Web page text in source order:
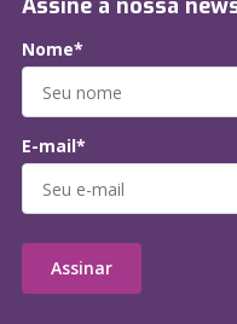
Assine a nossa
Nome*
E-mail*
Assinar